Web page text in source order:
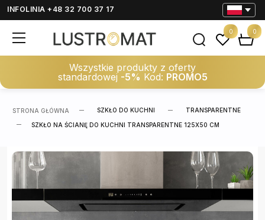
INFOLINIA +48 32 700 37 17
Wszystkie produkty z oferty
standardowej -5% Kod: PROMO5
0 0
STRONA GŁÓWNA SZKŁO DO KUCHNI TRANSPARENTNE
SZKŁO NA ŚCIANĘ DO KUCHNI TRANSPARENTNE 125X50 CM